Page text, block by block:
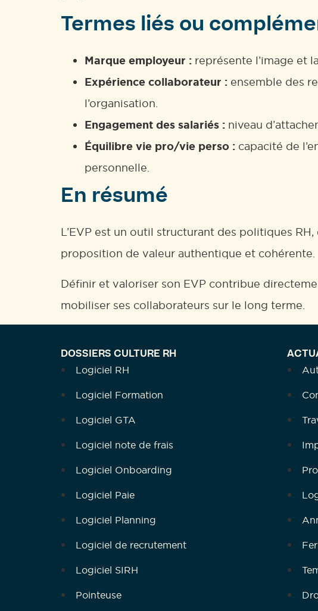
Termes liés ou
Marque employeur : représente l’image et
Expérience collaborateur : ensemble des
l’organisation.
Engagement des salariés : niveau
Équilibre vie pro/vie perso : capacité de
personnelle.
En résumé
L’EVP est un outil structurant des politiques
proposition de valeur authentique et cohérente.
Définir et valoriser son EVP contribue
mobiliser ses collaborateurs sur le long terme.
DOSSIERS CULTURE RH
Logiciel RH
Logiciel Formation
Logiciel GTA
Logiciel note de frais
Logiciel Onboarding
Logiciel Paie
Logiciel Planning
Logiciel de recrutement
Logiciel SIRH
Pointeuse